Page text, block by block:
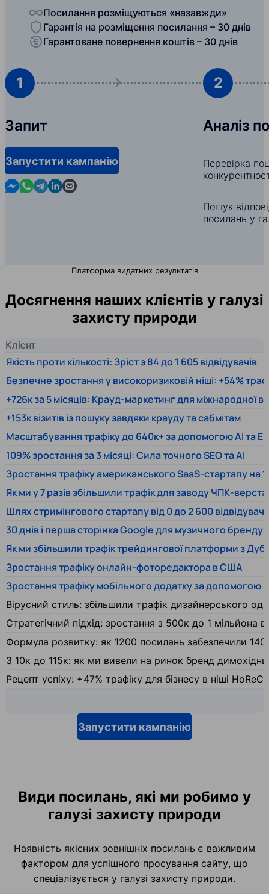
Посилання розміщуються «назавжди»
Гарантія на розміщення посилання – 30 днів
Гарантоване повернення коштів – 30 днів
1
Запит
Запустити кампанію
Contact us in Messenger
Contact us in WhatsApp
Contact us in Telegram
Contact us in Linkedin
Contact us by email
2
Аналіз
Перевірка
Пошук
посилань у
Платформа видатних результатів
Досягнення наших клієнтів у галузі
захисту природи
Клієнт
Якість проти кількості: Зріст з 84 до 1 605 відвідувачів
Безпечне зростання у високоризиковій ніші: +54%
+726к за 5 місяців: Крауд-маркетинг для міжнародної
+153к візитів із пошуку завдяки крауду та сабмітам
Масштабування трафіку до 640к+ за допомогою AI та
109% зростання за 3 місяці: Сила точного SEO та AI
Зростання трафіку американського SaaS-стартапу на
Як ми у 7 разів збільшили трафік для заводу ЧПК-
Шлях стримінгового стартапу від 0 до 2 600
30 днів і перша сторінка Google для музичного бренду
Як ми збільшили трафік трейдингової платформи з
Зростання трафіку онлайн-фоторедактора в США
Зростання трафіку мобільного додатку за допомогою
Вірусний стиль: збільшили трафік дизайнерського
Стратегічний підхід: зростання з 500к до 1 мільйона
Формула розвитку: як 1200 посилань забезпечили
З 10к до 115к: як ми вивели на ринок бренд
Рецепт успіху: +47% трафіку для бізнесу в ніші HoReCa
Запустити кампанію
Види посилань, які ми робимо у
галузі захисту природи
Наявність якісних зовнішніх посилань є важливим
фактором для успішного просування сайту, що
спеціалізується у галузі захисту природи.